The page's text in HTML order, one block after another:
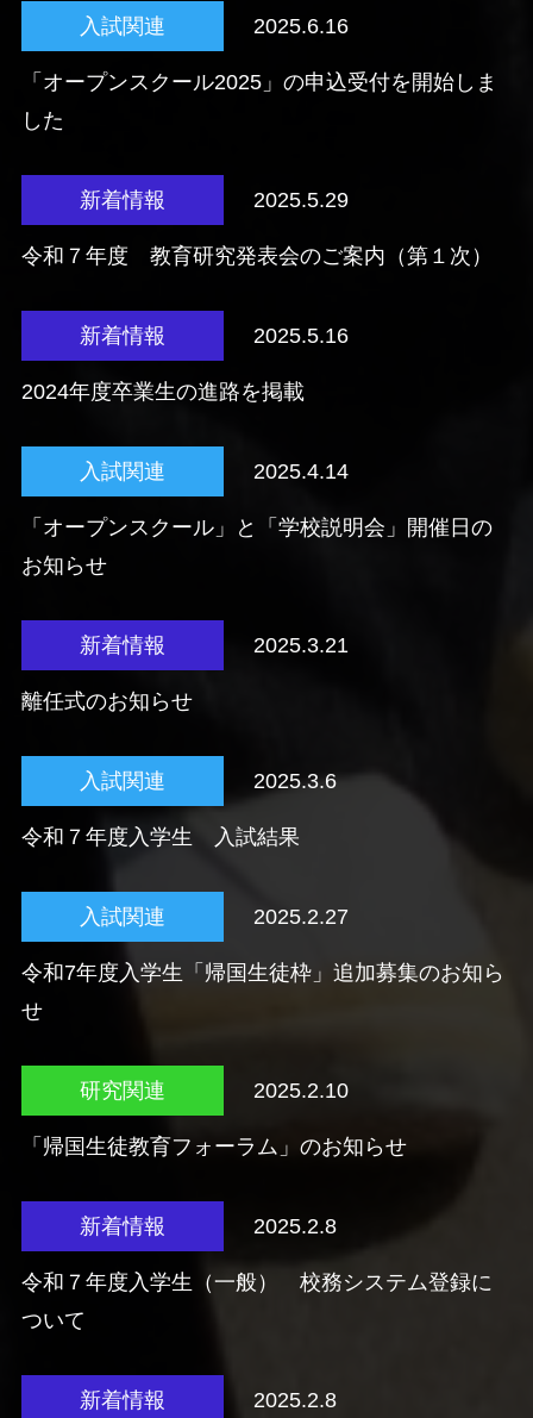
入試関連 2025.6.16
「オープンスクール2025」の申込受付を開始しま
した
新着情報 2025.5.29
令和７年度 教育研究発表会のご案内（第１次）
新着情報 2025.5.16
2024年度卒業生の進路を掲載
入試関連 2025.4.14
「オープンスクール」と「学校説明会」開催日の
お知らせ
新着情報 2025.3.21
離任式のお知らせ
入試関連 2025.3.6
令和７年度入学生 入試結果
入試関連 2025.2.27
令和7年度入学生「帰国生徒枠」追加募集のお知ら
せ
研究関連 2025.2.10
「帰国生徒教育フォーラム」のお知らせ
新着情報 2025.2.8
令和７年度入学生（一般） 校務システム登録に
ついて
新着情報 2025.2.8